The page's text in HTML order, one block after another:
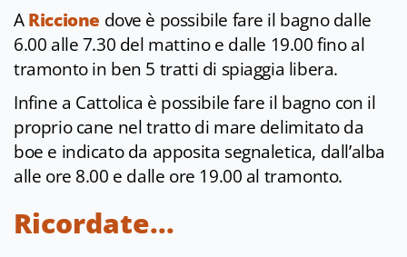
ARiccione dove è possibile fare il bagno dalle
6.00 alle 7.30 del mattino e dalle 19.00 fino al
tramonto in ben 5 tratti di spiaggia libera.
Infine a Cattolica è possibile fare il bagno con il
proprio cane nel tratto di mare delimitato da
boe e indicato da apposita segnaletica, dall’alba
alle ore 8.00 e dalle ore 19.00 al tramonto.
Ricordate...